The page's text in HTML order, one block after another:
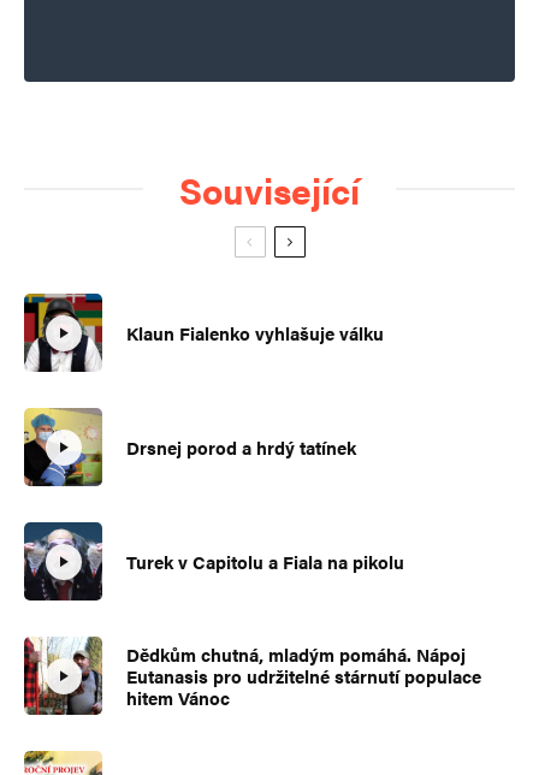
Související
Klaun Fialenko vyhlašuje válku
Drsnej porod a hrdý tatínek
Turek v Capitolu a Fiala na pikolu
Dědkům chutná, mladým pomáhá. Nápoj
Eutanasis pro udržitelné stárnutí populace
hitem Vánoc